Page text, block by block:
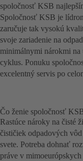
spoločnosť KSB
Spoločnosť KSB je
zaručuje tak vysokú
svoje zariadenie na
minimálnymi nárokmi
cyklus. Ponuku
excelentný servis po
Čo ženie spoločnosť
Rastúce nároky na čisté
čističiek odpadových
svete. Potreba dohnať
práve v